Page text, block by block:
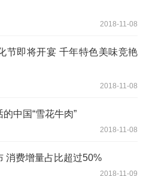
2018-11-08
节即将开宴 千年特色美味竞艳
2018-11-08
中国“雪花牛肉”
2018-11-08
消费增量占比超过50%
2018-11-09